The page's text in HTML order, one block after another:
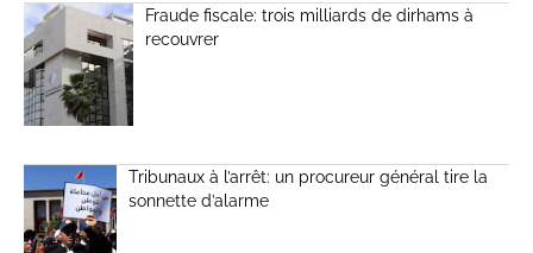
Fraude fiscale: trois milliards de dirhams à
recouvrer
Tribunaux à l’arrêt: un procureur général tire la
sonnette d’alarme